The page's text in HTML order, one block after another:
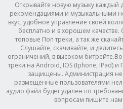
Открывайте новую музыку каждый
рекомендациями и музыкальными
вкус, удобное управление своей
бесплатно и в хорошем
топовые Поп треки, а так же
Слушайте, скачивайте, и
ограничений, в высоком
треки на Android, IOS (Iphone, IPad) и
защищены. Администрация не
размещенные пользователями
аудио файл будет удалён по
вопросам пишите нам